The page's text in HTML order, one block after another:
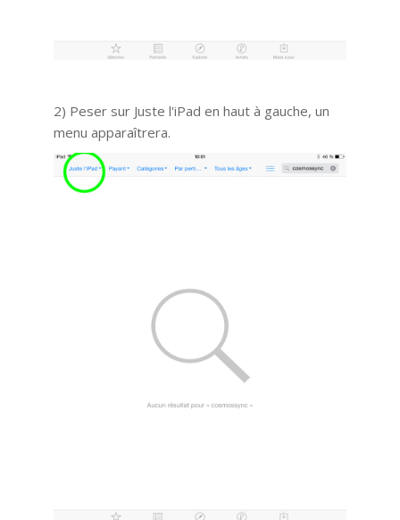
2) Peser sur Juste l'iPad en haut à gauche, un
menu apparaîtrera.